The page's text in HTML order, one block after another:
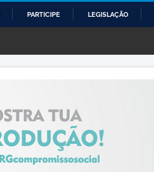
PARTICIPE LEGISLAÇÃO